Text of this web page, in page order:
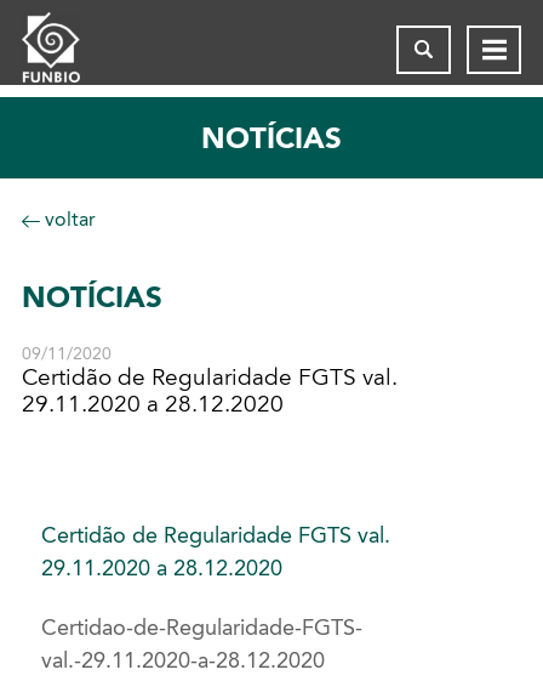
NOTÍCIAS
voltar
NOTÍCIAS
09/11/2020
Certidão de Regularidade FGTS val.
29.11.2020 a 28.12.2020
Certidão de Regularidade FGTS val.
29.11.2020 a 28.12.2020
Certidao-de-Regularidade-FGTS-
val.-29.11.2020-a-28.12.2020